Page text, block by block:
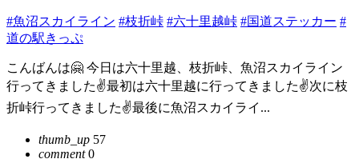
#魚沼スカイライン #枝折峠 #六十里越峠 #国道ステッカー #
道の駅きっぷ
こんばんは🤗 今日は六十里越、枝折峠、魚沼スカイライン
行ってきました✌️最初は六十里越に行ってきました✌️次に枝
折峠行ってきました✌️最後に魚沼スカイライ...
thumb_up 57
comment0